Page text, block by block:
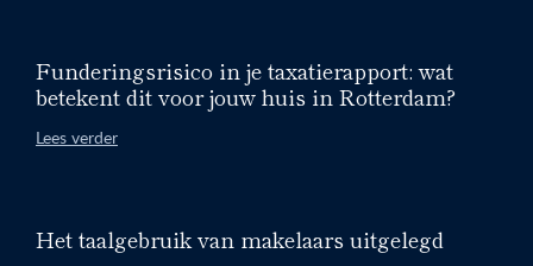
Funderingsrisico in je taxatierapport: wat
betekent dit voor jouw huis in Rotterdam?
Lees verder
Het taalgebruik van makelaars uitgelegd